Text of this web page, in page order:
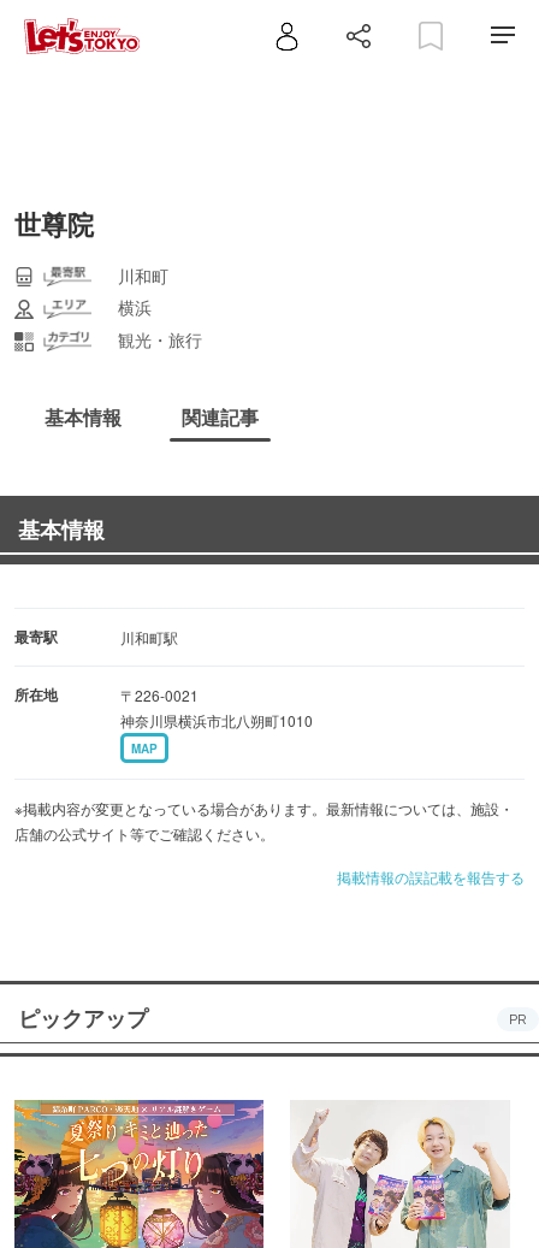
世尊院
川和町
横浜
観光・旅行
基本情報 関連記事
基本情報
最寄駅 川和町駅
所在地
〒226-0021
神奈川県横浜市北八朔町1010
MAP
※掲載内容が変更となっている場合があります。最新情報については、施設・
店舗の公式サイト等でご確認ください。
掲載情報の誤記載を報告する
ピックアップ PR